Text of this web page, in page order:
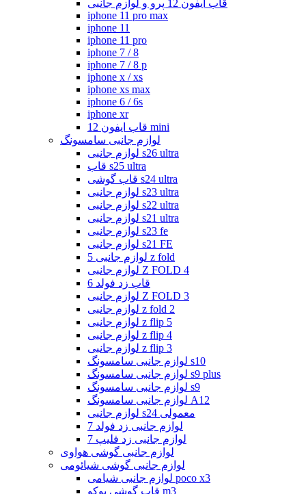
قاب آیفون 12 پرو و لوازم جانبی
iphone 11 pro max
iphone 11
iphone 11 pro
iphone 7 / 8
iphone 7 / 8 p
iphone x / xs
iphone xs max
iphone 6 / 6s
iphone xr
قاب ایفون 12 mini
لوازم جانبی سامسونگ
لوازم جانبی s26 ultra
قاب s25 ultra
قاب گوشی s24 ultra
لوازم جانبی s23 ultra
لوازم جانبی s22 ultra
لوازم جانبی s21 ultra
لوازم جانبی s23 fe
لوازم جانبی s21 FE
لوازم جانبی 5 z fold
لوازم جانبی Z FOLD 4
قاب زد فولد 6
لوازم جانبی Z FOLD 3
لوازم جانبی z fold 2
لوازم جانبی z flip 5
لوازم جانبی z flip 4
لوازم جانبی z flip 3
لوازم جانبی سامسونگ s10
لوازم جانبی سامسونگ s9 plus
لوازم جانبی سامسونگ s9
لوازم جانبی سامسونگ A12
لوازم جانبی s24 معمولی
لوازم جانبی زد فولد 7
لوازم جانبی زد فلیپ 7
لوازم جانبی گوشی هواوی
لوازم جانبی گوشی شیائومی
لوازم جانبی شیامی poco x3
قاب گوشی پوکو m3